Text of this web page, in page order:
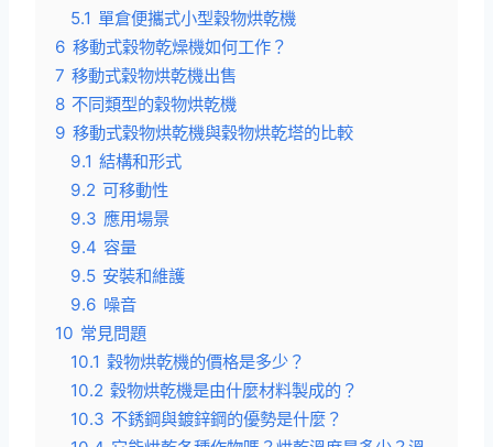
5.1 單倉便攜式小型穀物烘乾機
6 移動式穀物乾燥機如何工作？
7 移動式穀物烘乾機出售
8 不同類型的穀物烘乾機
9 移動式穀物烘乾機與穀物烘乾塔的比較
9.1 結構和形式
9.2 可移動性
9.3 應用場景
9.4 容量
9.5 安裝和維護
9.6 噪音
10 常見問題
10.1 穀物烘乾機的價格是多少？
10.2 穀物烘乾機是由什麼材料製成的？
10.3 不銹鋼與鍍鋅鋼的優勢是什麼？